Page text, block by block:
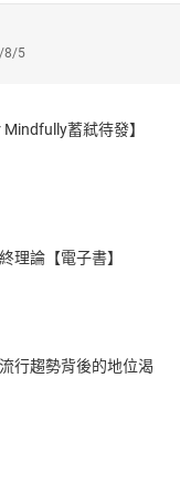
8/5
蓄弒待發】
理論【電子書】
行趨勢背後的地位渴